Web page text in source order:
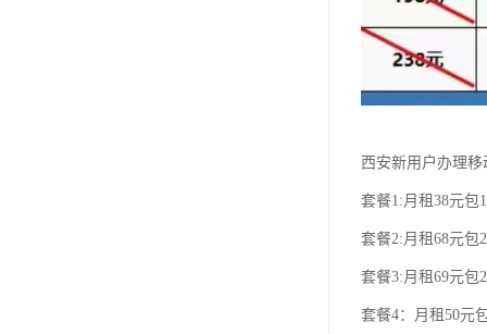
西安新用户办理
套餐1:月租38元包
套餐2:月租68元包
套餐3:月租69元包
套餐4：月租50元